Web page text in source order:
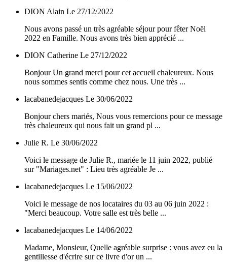
DION Alain Le 27/12/2022
Nous avons passé un très agréable séjour pour fêter Noël
2022 en Famille. Nous avons très bien apprécié ...
DION Catherine Le 27/12/2022
Bonjour Un grand merci pour cet accueil chaleureux. Nous
nous sommes sentis comme chez nous. Une très ...
lacabanedejacques Le 30/06/2022
Bonjour chers mariés, Nous vous remercions pour ce message
très chaleureux qui nous fait un grand pl ...
Julie R. Le 30/06/2022
Voici le message de Julie R., mariée le 11 juin 2022, publié
sur "Mariages.net" : Lieu très agréable Je ...
lacabanedejacques Le 15/06/2022
Voici le message de nos locataires du 03 au 06 juin 2022 :
"Merci beaucoup. Votre salle est très belle ...
lacabanedejacques Le 14/06/2022
Madame, Monsieur, Quelle agréable surprise : vous avez eu la
gentillesse d'écrire sur ce livre d'or un ...